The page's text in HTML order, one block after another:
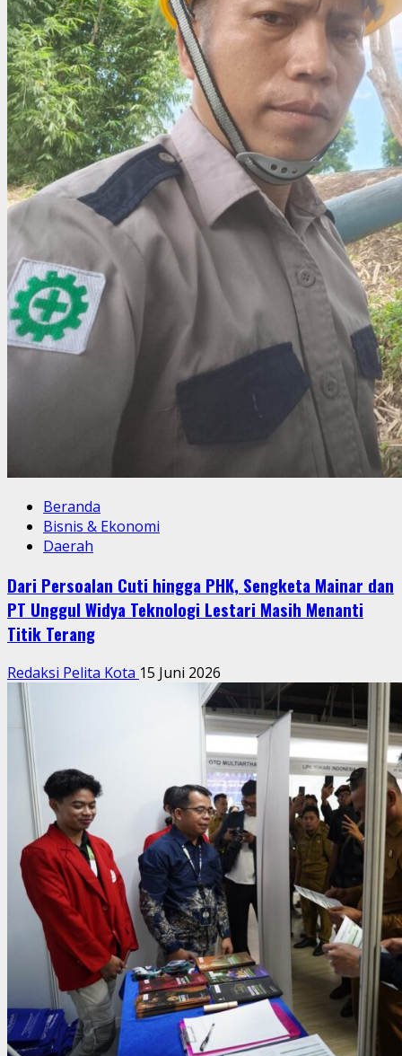
Beranda
Bisnis & Ekonomi
Daerah
Dari Persoalan Cuti hingga PHK, Sengketa Mainar dan
PT Unggul Widya Teknologi Lestari Masih Menanti
Titik Terang
Redaksi Pelita Kota 15 Juni 2026